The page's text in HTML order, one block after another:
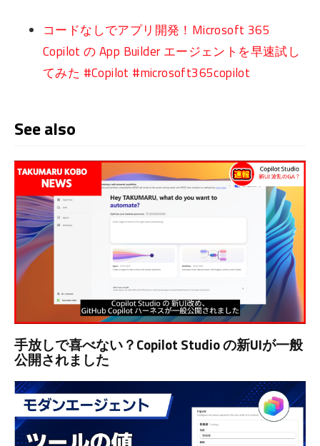
コードなしでアプリ開発！Microsoft 365
Copilot の App Builder エージェントを早速試し
てみた #Copilot #microsoft365copilot
See also
手放しで喜べない？Copilot Studio の新UIが一般
公開されました